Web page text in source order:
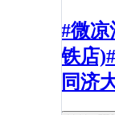
#微
铁店
同济